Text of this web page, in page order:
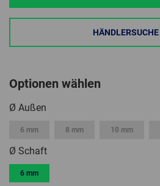
HÄNDLERSUCHE
Optionen wählen
Ø Außen
6 mm 8 mm 10 mm
Ø Schaft
6 mm